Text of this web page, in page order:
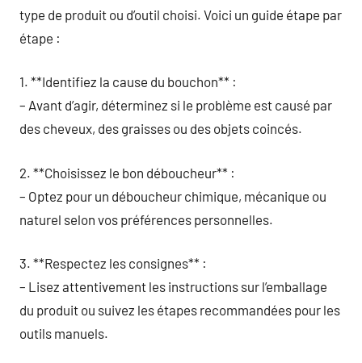
type de produit ou d’outil choisi. Voici un guide étape par
étape :
1. **Identifiez la cause du bouchon** :
– Avant d’agir, déterminez si le problème est causé par
des cheveux, des graisses ou des objets coincés.
2. **Choisissez le bon déboucheur** :
– Optez pour un déboucheur chimique, mécanique ou
naturel selon vos préférences personnelles.
3. **Respectez les consignes** :
– Lisez attentivement les instructions sur l’emballage
du produit ou suivez les étapes recommandées pour les
outils manuels.